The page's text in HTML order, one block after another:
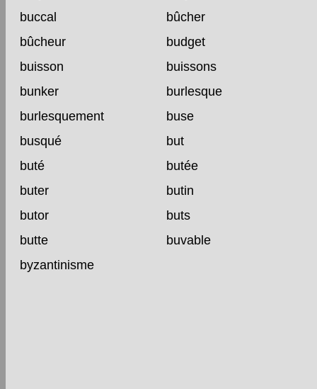
buccal
bûcher
bûcheur
budget
buisson
buissons
bunker
burlesque
burlesquement
buse
busqué
but
buté
butée
buter
butin
butor
buts
butte
buvable
byzantinisme